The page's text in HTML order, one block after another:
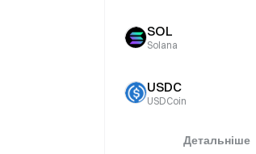
SOL
Solana
USDC
USDCoin
Детальніше